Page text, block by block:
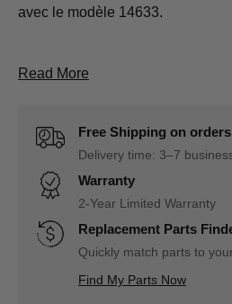
avec le modèle 14633.
Read More
Free Shipping on orders
Delivery time: 3–7
Warranty
2-Year Limited Warranty
Replacement Parts
Quickly match parts to
Find My Parts Now